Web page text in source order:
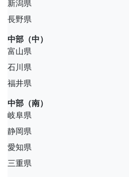
新潟県
長野県
中部（中）
富山県
石川県
福井県
中部（南）
岐阜県
静岡県
愛知県
三重県